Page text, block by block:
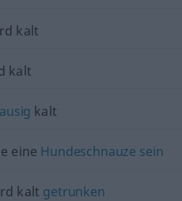
kalt
kalt
kalt
eine Hundeschnauze sein
kalt getrunken